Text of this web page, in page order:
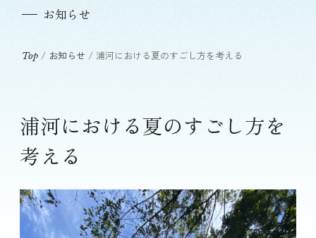
お知らせ
Top / お知らせ / 浦河における夏のすごし方を考える
浦河における夏のすごし方を
考える